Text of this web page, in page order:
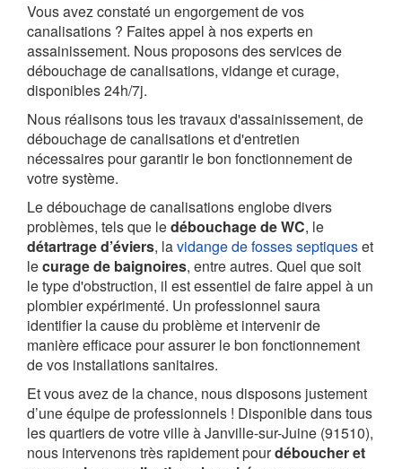
Vous avez constaté un engorgement de vos
canalisations ? Faites appel à nos experts en
assainissement. Nous proposons des services de
débouchage de canalisations, vidange et curage,
disponibles 24h/7j.
Nous réalisons tous les travaux d'assainissement, de
débouchage de canalisations et d'entretien
nécessaires pour garantir le bon fonctionnement de
votre système.
Le débouchage de canalisations englobe divers
problèmes, tels que ledébouchage de WC, le
détartrage d’éviers, lavidange de fosses septiqueset
lecurage de baignoires, entre autres. Quel que soit
le type d'obstruction, il est essentiel de faire appel à un
plombier expérimenté. Un professionnel saura
identifier la cause du problème et intervenir de
manière efficace pour assurer le bon fonctionnement
de vos installations sanitaires.
Et vous avez de la chance, nous disposons justement
d’une équipe de professionnels ! Disponible dans tous
les quartiers de votre ville à Janville-sur-Juine (91510),
nous intervenons très rapidement pourdéboucher et